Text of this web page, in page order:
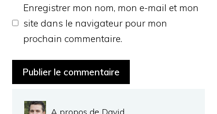
Enregistrer mon nom, mon e-mail et mon
site dans le navigateur pour mon
prochain commentaire.
A propos de David